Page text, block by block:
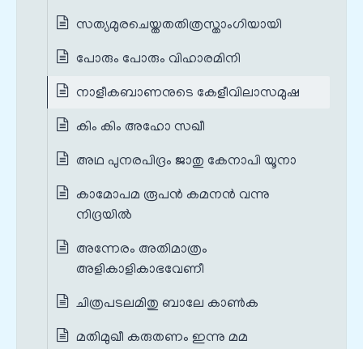
സത്യമുരചെയ്തതതിത്രസ്താംഗിയായി
പോരും പോരും വിഹാരമിനി
നാളീകബാണനുടെ കേളീവിലാസമുഷ
കിം കിം അഹോ സഖീ
അഥ പുനരപിദ്രം ജാതു കേനാപി യൂനാ
കാമോപമ രൂപൻ കമനൻ വന്നു
നിദ്രയിൽ
അന്നേരം അതിമാത്രം
അളികാളികാഭവേണീ
ചിത്രപടലമിതു ബാലേ കാൺക
മതിമുഖീ കരുതണം ഇന്നു മമ